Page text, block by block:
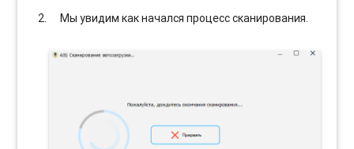
Мы увидим как начался процесс сканирования.